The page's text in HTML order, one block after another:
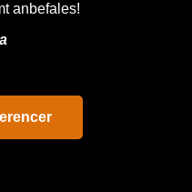
anbefales!